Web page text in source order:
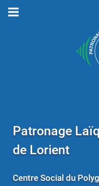
Patronage
de Lorient
Centre Social du